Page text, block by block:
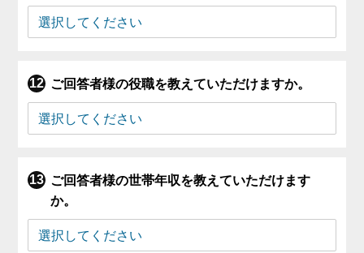
ご回答者様の役職を教えていただけますか。
ご回答者様の世帯年収を教えていただけます
か。